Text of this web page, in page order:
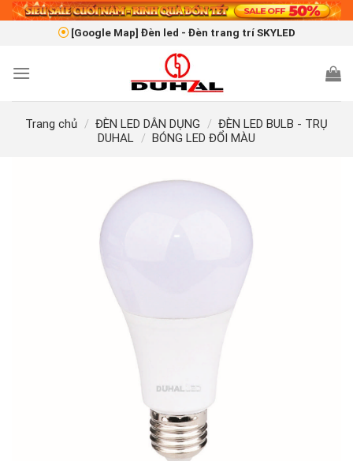
Skip
[Google Map] Đèn led - Đèn trang trí SKYLED
Trang chủ / ĐÈN LED DÂN DỤNG / ĐÈN LED BULB - TRỤ
DUHAL
/ BÓNG LED ĐỔI MÀU